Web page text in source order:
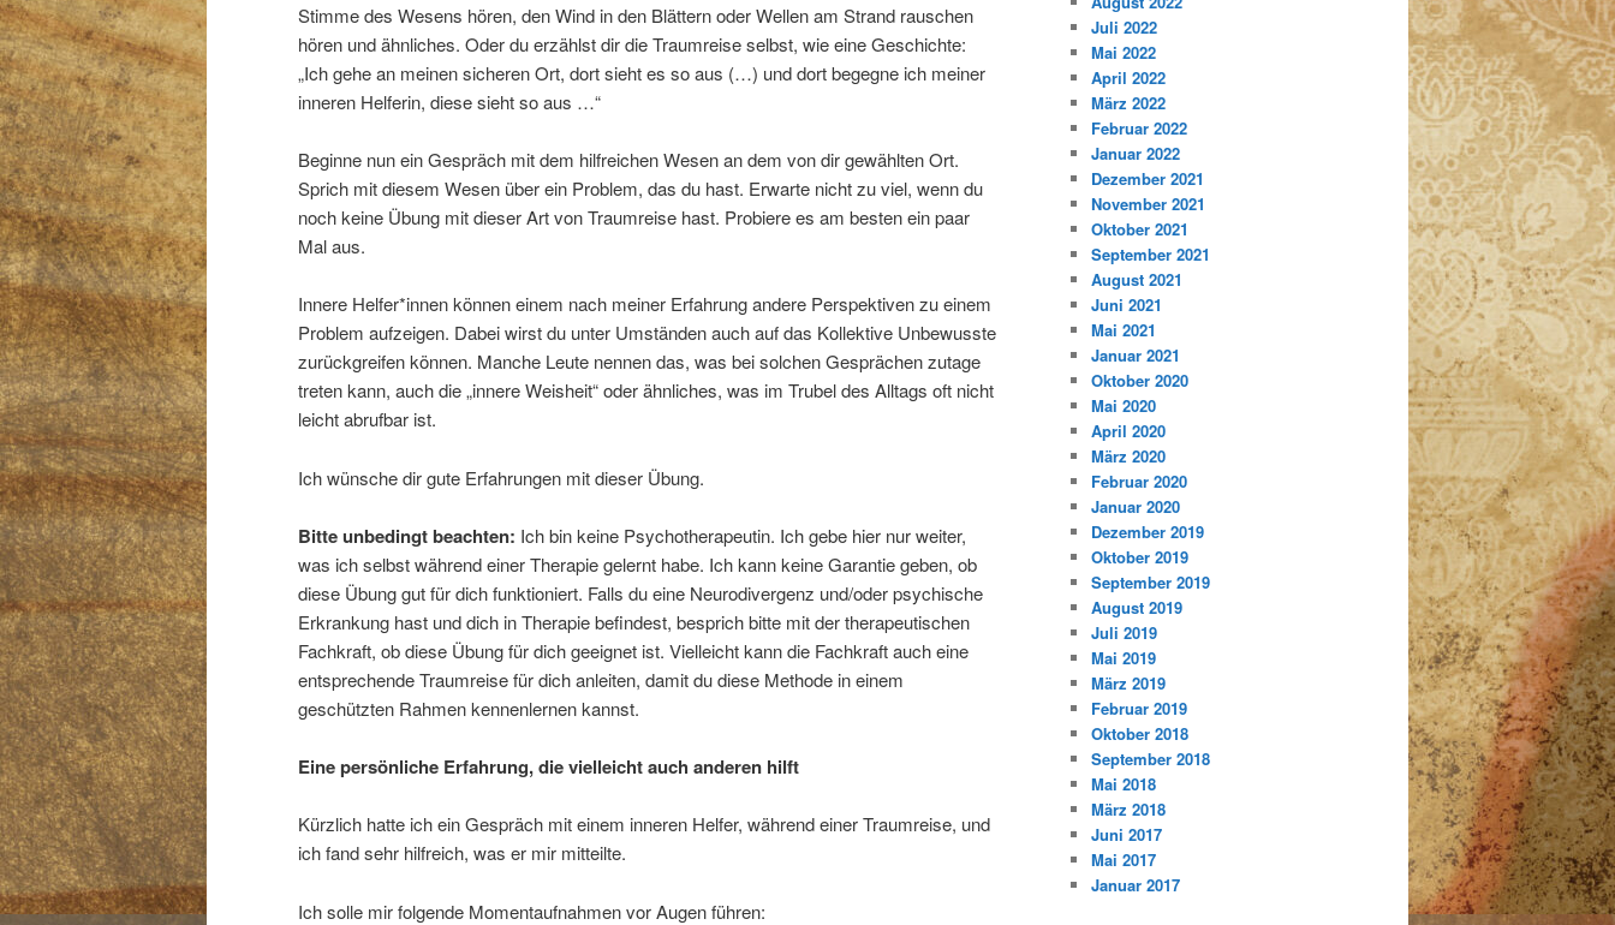
Stimme des Wesens hören, den Wind in den Blättern oder Wellen am Strand rauschen
hören und ähnliches. Oder du erzählst dir die Traumreise selbst, wie eine Geschichte:
„Ich gehe an meinen sicheren Ort, dort sieht es so aus (…) und dort begegne ich meiner
inneren Helferin, diese sieht so aus …“
Beginne nun ein Gespräch mit dem hilfreichen Wesen an dem von dir gewählten Ort.
Sprich mit diesem Wesen über ein Problem, das du hast. Erwarte nicht zu viel, wenn du
noch keine Übung mit dieser Art von Traumreise hast. Probiere es am besten ein paar
Mal aus.
Innere Helfer*innen können einem nach meiner Erfahrung andere Perspektiven zu einem
Problem aufzeigen. Dabei wirst du unter Umständen auch auf das Kollektive Unbewusste
zurückgreifen können. Manche Leute nennen das, was bei solchen Gesprächen zutage
treten kann, auch die „innere Weisheit“ oder ähnliches, was im Trubel des Alltags oft nicht
leicht abrufbar ist.
Ich wünsche dir gute Erfahrungen mit dieser Übung.
Bitte unbedingt beachten: Ich bin keine Psychotherapeutin. Ich gebe hier nur weiter,
was ich selbst während einer Therapie gelernt habe. Ich kann keine Garantie geben, ob
diese Übung gut für dich funktioniert. Falls du eine Neurodivergenz und/oder psychische
Erkrankung hast und dich in Therapie befindest, besprich bitte mit der therapeutischen
Fachkraft, ob diese Übung für dich geeignet ist. Vielleicht kann die Fachkraft auch eine
entsprechende Traumreise für dich anleiten, damit du diese Methode in einem
geschützten Rahmen kennenlernen kannst.
Eine persönliche Erfahrung, die vielleicht auch anderen hilft
Kürzlich hatte ich ein Gespräch mit einem inneren Helfer, während einer Traumreise, und
ich fand sehr hilfreich, was er mir mitteilte.
Ich solle mir folgende Momentaufnahmen vor Augen führen:
Juli 2022
Mai 2022
April 2022
März 2022
Februar 2022
Januar 2022
Dezember 2021
November 2021
Oktober 2021
September 2021
August 2021
Juni 2021
Mai 2021
Januar 2021
Oktober 2020
Mai 2020
April 2020
März 2020
Februar 2020
Januar 2020
Dezember 2019
Oktober 2019
September 2019
August 2019
Juli 2019
Mai 2019
März 2019
Februar 2019
Oktober 2018
September 2018
Mai 2018
März 2018
Juni 2017
Mai 2017
Januar 2017